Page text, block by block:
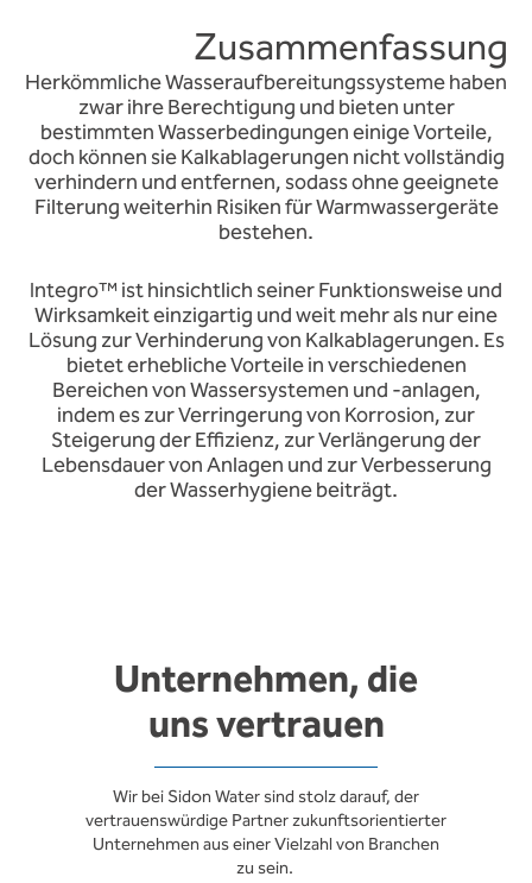
Zusammenfassung
Herkömmliche Wasseraufbereitungssysteme haben
zwar ihre Berechtigung und bieten unter
bestimmten Wasserbedingungen einige Vorteile,
doch können sie Kalkablagerungen nicht vollständig
verhindern und entfernen, sodass ohne geeignete
Filterung weiterhin Risiken für Warmwassergeräte
bestehen.
Integro™ ist hinsichtlich seiner Funktionsweise und
Wirksamkeit einzigartig und weit mehr als nur eine
Lösung zur Verhinderung von Kalkablagerungen. Es
bietet erhebliche Vorteile in verschiedenen
Bereichen von Wassersystemen und -anlagen,
indem es zur Verringerung von Korrosion, zur
Steigerung der Effizienz, zur Verlängerung der
Lebensdauer von Anlagen und zur Verbesserung
der Wasserhygiene beiträgt.
Unternehmen, die
uns vertrauen
Wir bei Sidon Water sind stolz darauf, der
vertrauenswürdige Partner zukunftsorientierter
Unternehmen aus einer Vielzahl von Branchen
zu sein.